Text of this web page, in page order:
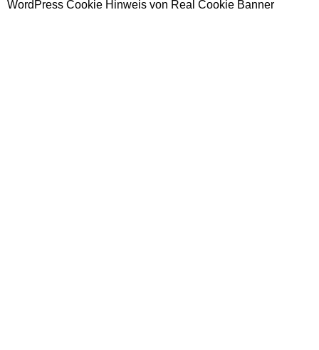
WordPress Cookie Hinweis von Real Cookie Banner